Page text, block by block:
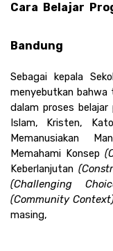
Cara Belajar
Bandung
Sebagai kepala
menyebutkan
dalam proses
Islam, Kristen,
Memanusiakan
Memahami Konsep
Keberlanjutan
(Challenging
(Community
masing,